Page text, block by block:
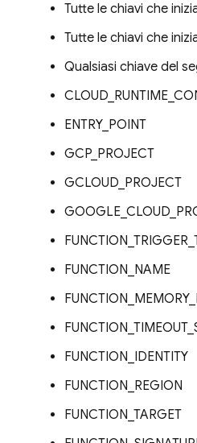
Tutte le chiavi che
Tutte le chiavi che
Qualsiasi chiave del
ENTRY_POINT
GCP_PROJECT
GCLOUD_PROJECT
FUNCTION_NAME
FUNCTION_IDENTITY
FUNCTION_REGION
FUNCTION_TARGET